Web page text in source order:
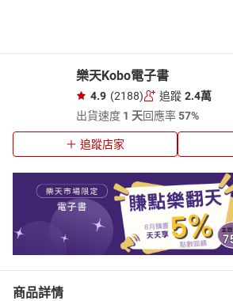
樂天Kobo電子書
4.9 (2188) 追蹤 2.4萬
出貨速度 1 天回應率57%
追蹤店家
商品詳情